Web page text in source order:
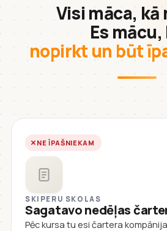
Visi māca,
Es mācu,
nopirkt un būt
NE ĪPAŠNIEKAM
SKIPERU SKOLAS
Sagatavo nedēļas
Pēc kursa tu esi čartera